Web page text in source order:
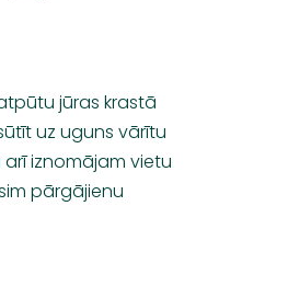
jūras krastā
uz uguns vārītu
iznomājam vietu
pārgājienu